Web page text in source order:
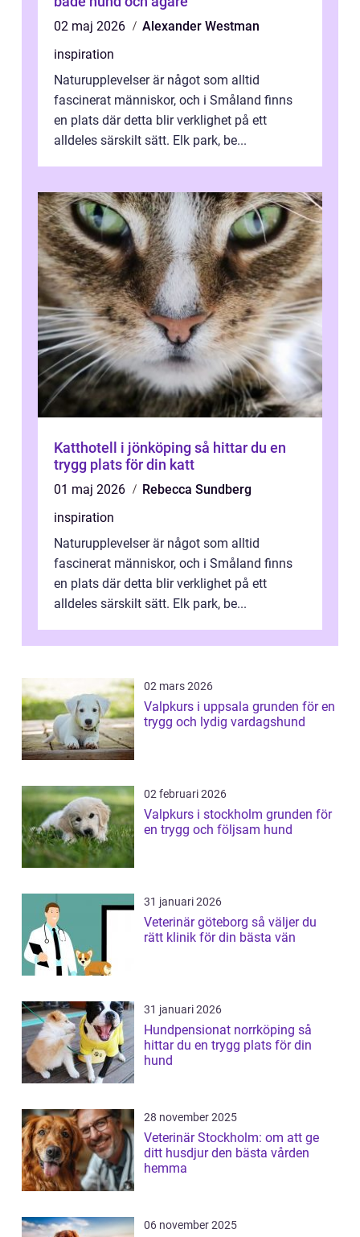
02 maj 2026
Alexander Westman
inspiration
Naturupplevelser är något som alltid
fascinerat människor, och i Småland finns
en plats där detta blir verklighet på ett
alldeles särskilt sätt. Elk park, be...
Katthotell i jönköping så hittar du en
trygg plats för din katt
01 maj 2026
Rebecca Sundberg
inspiration
Naturupplevelser är något som alltid
fascinerat människor, och i Småland finns
en plats där detta blir verklighet på ett
alldeles särskilt sätt. Elk park, be...
02 mars 2026
Valpkurs i uppsala grunden för en
trygg och lydig vardagshund
02 februari 2026
Valpkurs i stockholm grunden för
en trygg och följsam hund
31 januari 2026
Veterinär göteborg så väljer du
rätt klinik för din bästa vän
31 januari 2026
Hundpensionat norrköping så
hittar du en trygg plats för din
hund
28 november 2025
Veterinär Stockholm: om att ge
ditt husdjur den bästa vården
hemma
06 november 2025